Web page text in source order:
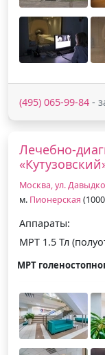
(495) 065-99-84 -
Лечебно-
Москва, ул.
м. Пионерская
Аппараты:
МРТ 1.5 Тл
МРТ